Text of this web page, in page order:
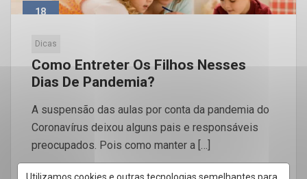
18
Dicas
Como Entreter Os Filhos Nesses
Dias De Pandemia?
A suspensão das aulas por conta da pandemia do
Coronavírus deixou alguns pais e responsáveis
preocupados. Pois como manter a […]